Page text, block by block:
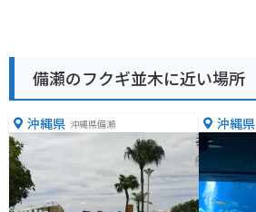
備瀬のフクギ並木に近い場所
沖縄県 沖縄県備瀬 沖縄県